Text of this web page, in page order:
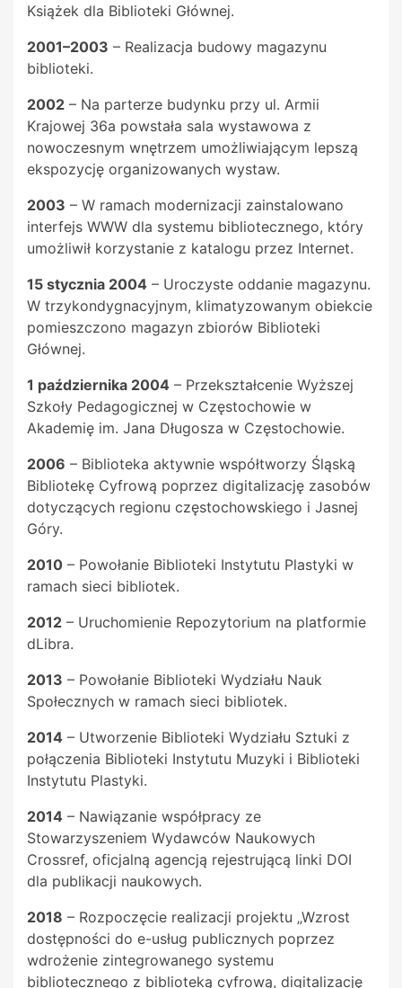
Książek dla Biblioteki Głównej.
2001–2003 – Realizacja budowy magazynu
biblioteki.
2002 – Na parterze budynku przy ul. Armii
Krajowej 36a powstała sala wystawowa z
nowoczesnym wnętrzem umożliwiającym lepszą
ekspozycję organizowanych wystaw.
2003 – W ramach modernizacji zainstalowano
interfejs WWW dla systemu bibliotecznego, który
umożliwił korzystanie z katalogu przez Internet.
15 stycznia 2004 – Uroczyste oddanie magazynu.
W trzykondygnacyjnym, klimatyzowanym obiekcie
pomieszczono magazyn zbiorów Biblioteki
Głównej.
1 października 2004 – Przekształcenie Wyższej
Szkoły Pedagogicznej w Częstochowie w
Akademię im. Jana Długosza w Częstochowie.
2006 – Biblioteka aktywnie współtworzy Śląską
Bibliotekę Cyfrową poprzez digitalizację zasobów
dotyczących regionu częstochowskiego i Jasnej
Góry.
2010 – Powołanie Biblioteki Instytutu Plastyki w
ramach sieci bibliotek.
2012 – Uruchomienie Repozytorium na platformie
dLibra.
2013 – Powołanie Biblioteki Wydziału Nauk
Społecznych w ramach sieci bibliotek.
2014 – Utworzenie Biblioteki Wydziału Sztuki z
połączenia Biblioteki Instytutu Muzyki i Biblioteki
Instytutu Plastyki.
2014 – Nawiązanie współpracy ze
Stowarzyszeniem Wydawców Naukowych
Crossref, oficjalną agencją rejestrującą linki DOI
dla publikacji naukowych.
2018 – Rozpoczęcie realizacji projektu „Wzrost
dostępności do e-usług publicznych poprzez
wdrożenie zintegrowanego systemu
bibliotecznego z biblioteką cyfrową, digitalizację